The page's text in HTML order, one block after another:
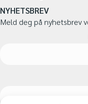
NYHETSBREV
Meld deg på nyhetsbrev